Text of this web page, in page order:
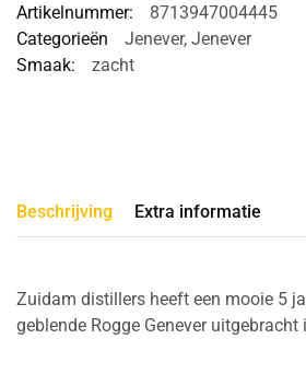
Artikelnummer:
8713947004445
Categorieën
Jenever, Jenever
Smaak:
zacht
Beschrijving Extra informatie
Zuidam distillers heeft een mooie 5
geblende Rogge Genever uitgebracht